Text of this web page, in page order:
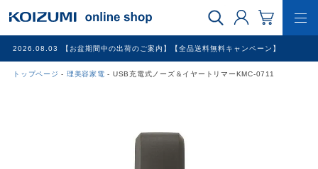
2026.08.03 【お盆期間中の出荷のご案内】【全品送料無料キャンペーン】
トップページ 理美容家電 USB充電式ノーズ＆イヤートリマーKMC-0711